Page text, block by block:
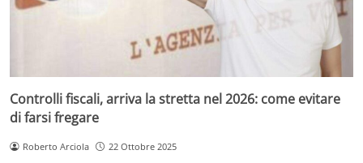
Controlli fiscali, arriva la stretta nel 2026: come evitare
di farsi fregare
Roberto Arciola 22 Ottobre 2025